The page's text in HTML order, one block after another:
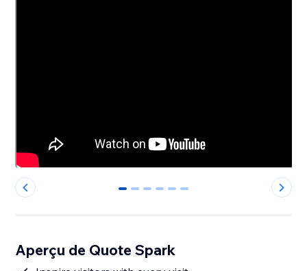
0 1 2 3 4 5
Aperçu de Quote Spark